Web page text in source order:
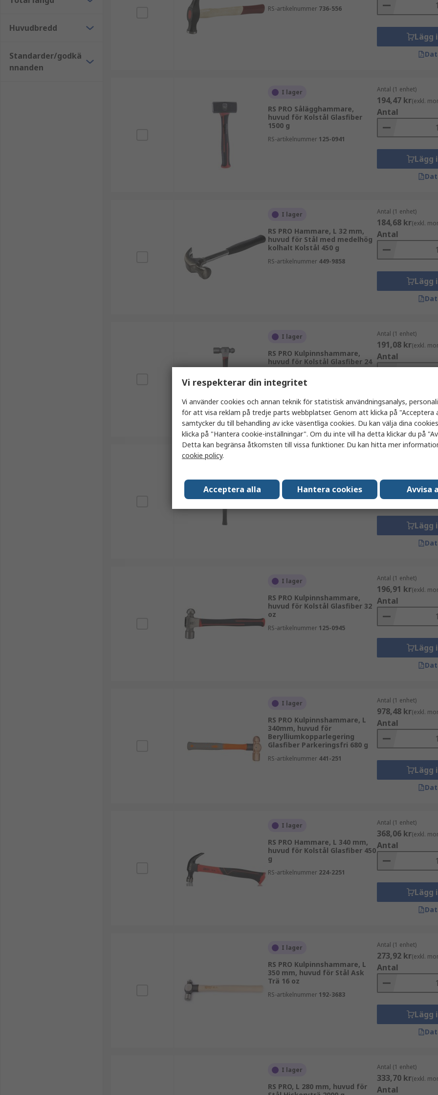
Huvudbredd
Standarder/godkä
nnanden
RS-artikelnummer 736-556
Lägg
I lager
RS PRO Sålägghammare,
huvud för Kolstål Glasfiber
1500 g
RS-artikelnummer 125-0941
Antal (1 enhet)
194,47 kr(exkl.
Antal
Lägg
I lager
RS PRO Hammare, L 32 mm,
huvud för Stål med medelhög
kolhalt Kolstål 450 g
RS-artikelnummer 449-9858
Antal (1 enhet)
184,68 kr(exkl.
Antal
Lägg
I lager
RS PRO Kulpinnshammare,
huvud för Kolstål Glasfiber 24
oz
RS-artikelnummer
Antal (1 enhet)
191,08 kr(exkl.
Antal
Lägg
huvud för Stål Glasfiber 20 oz
RS-artikelnummer537-007
Antal
Lägg
I lager
RS PRO Kulpinnshammare,
huvud för Kolstål Glasfiber 32
oz
RS-artikelnummer 125-0945
Antal (1 enhet)
196,91 kr(exkl.
Antal
Lägg
I lager
RS PRO Kulpinnshammare, L
340mm, huvud för
Berylliumkopparlegering
Glasfiber Parkeringsfri 680 g
RS-artikelnummer 441-251
Antal (1 enhet)
978,48 kr(exkl.
Antal
Lägg
I lager
RS PRO Hammare, L 340 mm,
huvud för Kolstål Glasfiber 450
g
RS-artikelnummer 224-2251
Antal (1 enhet)
368,06 kr(exkl.
Antal
Lägg
I lager
RS PRO Kulpinnshammare, L
350 mm, huvud för Stål Ask
Trä 16 oz
RS-artikelnummer 192-3683
Antal (1 enhet)
273,92 kr(exkl.
Antal
Lägg
I lager
RS PRO, L 280 mm, huvud för
Antal (1 enhet)
333,70 kr(exkl.
Antal
Vi respekterar din integritet
Vi använder cookies och annan teknik för statistisk användningsanalys,
för att visa reklam på tredje parts webbplatser. Genom att klicka på "Acceptera
samtycker du till behandling av icke väsentliga cookies. Du kan välja dina
klicka på "Hantera cookie-inställningar". Om du inte vill ha detta klickar du på
Detta kan begränsa åtkomsten till vissa funktioner. Du kan hitta mer
cookie policy.
Acceptera alla Hantera cookies Avvisa